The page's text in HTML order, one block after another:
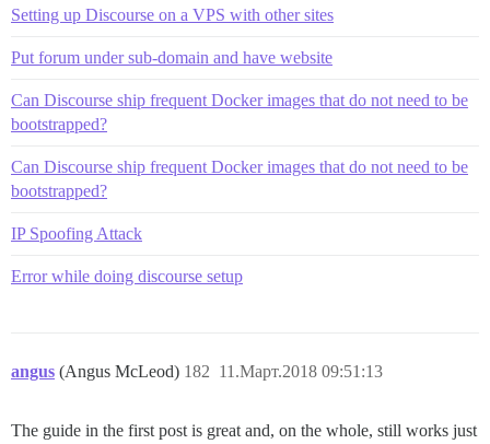
Setting up Discourse on a VPS with other sites
Put forum under sub-domain and have website
Can Discourse ship frequent Docker images that do not need to be
bootstrapped?
Can Discourse ship frequent Docker images that do not need to be
bootstrapped?
IP Spoofing Attack
Error while doing discourse setup
angus (Angus McLeod) 11.Март.2018 09:51:13
182
The guide in the first post is great and, on the whole, still works just